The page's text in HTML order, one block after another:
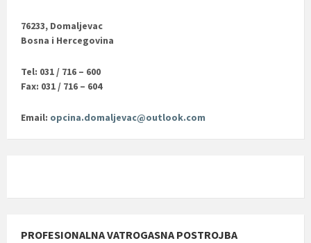
76233, Domaljevac
Bosna i Hercegovina
Tel: 031 / 716 – 600
Fax: 031 / 716 – 604
Email: opcina.domaljevac@outlook.com
PROFESIONALNA VATROGASNA POSTROJBA